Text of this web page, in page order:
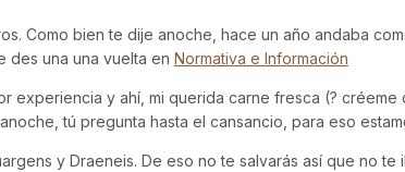
Como bien te dije anoche, hace un año andaba
des una una vuelta en Normativa e Información
y ahí, mi querida carne fresca (? créeme
tú pregunta hasta el cansancio, para eso
y Draeneis. De eso no te salvarás así que no te